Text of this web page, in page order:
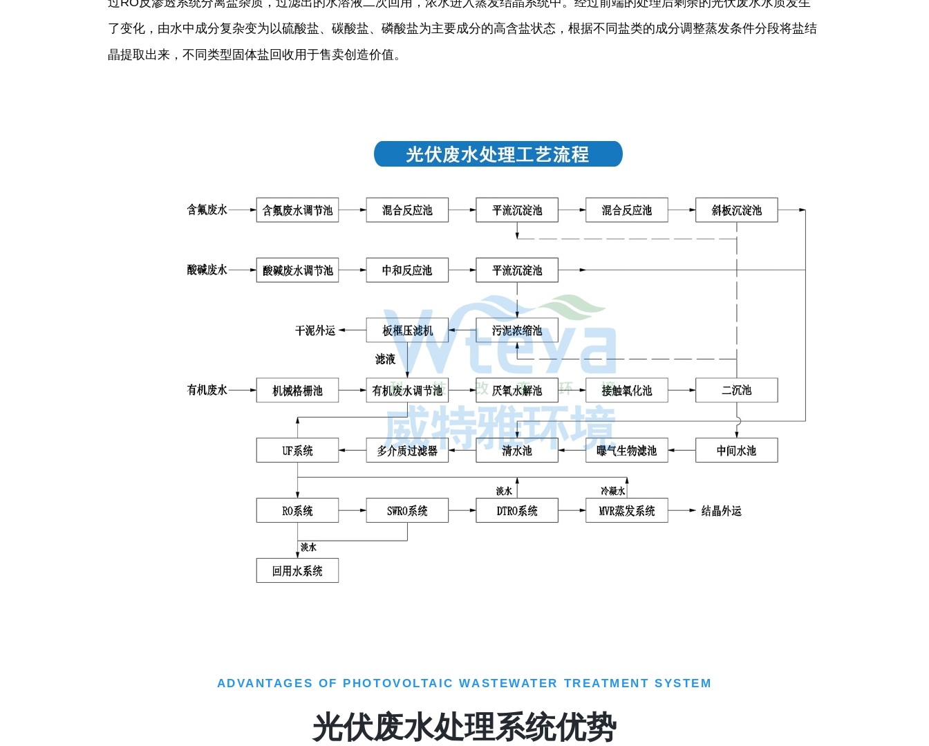
了变化，由水中成分复杂变为以硫酸盐、碳酸盐、磷酸盐为主要成分的高含盐状态，根据不同盐类的成分调整蒸发条件分段将盐结
晶提取出来，不同类型固体盐回收用于售卖创造价值。
ADVANTAGES OF PHOTOVOLTAIC WASTEWATER TREATMENT SYSTEM
光伏废水处理系统优势